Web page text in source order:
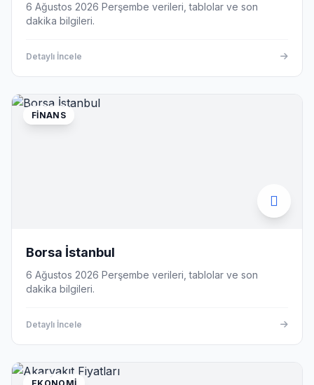
6 Ağustos 2026 Perşembe verileri, tablolar ve son
dakika bilgileri.
Detaylı İncele
FINANS
Borsa İstanbul
6 Ağustos 2026 Perşembe verileri, tablolar ve son
dakika bilgileri.
Detaylı İncele